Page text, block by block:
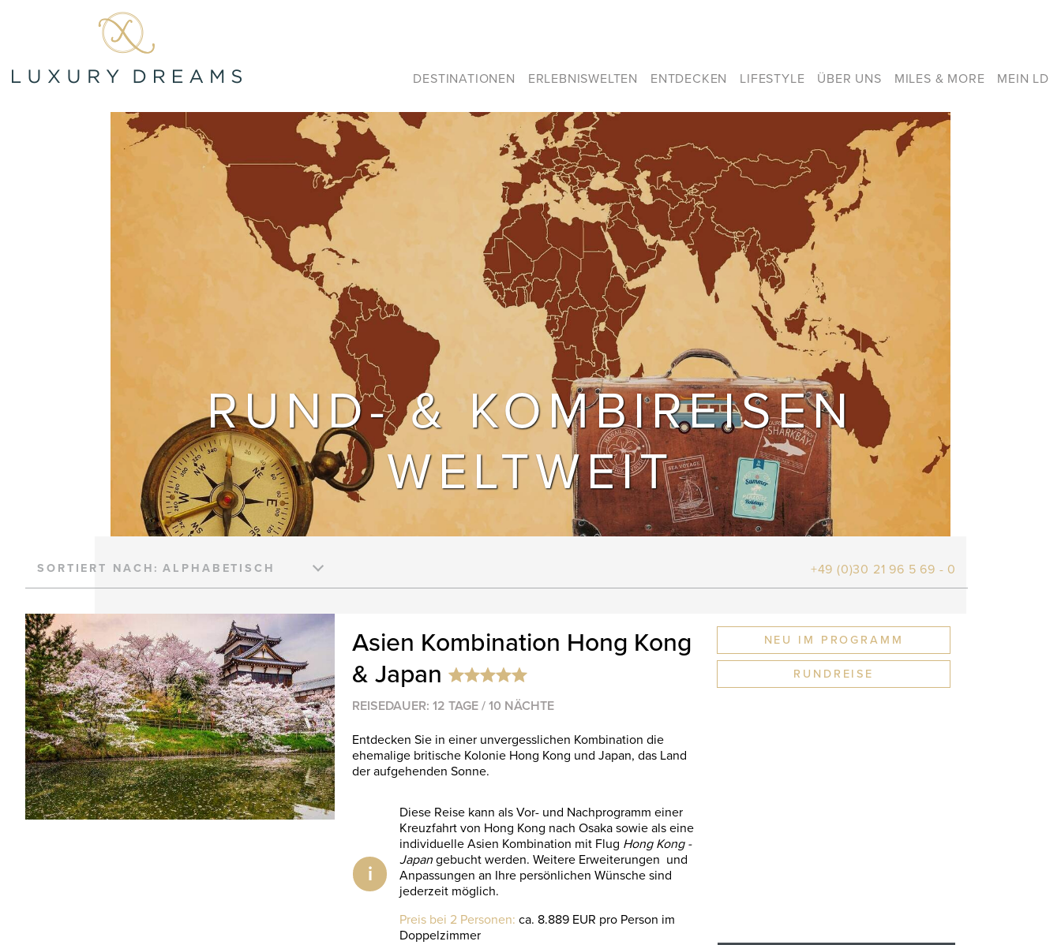
DESTINATIONEN ERLEBNISWELTEN ENTDECKEN LIFESTYLE ÜBER UNS MILES & MORE MEIN LD
RUND- & KOMBIREISEN
WELTWEIT
SORTIERT NACH: +49 (0)30 21 96 5 69 - 0
NEU IM PROGRAMM
RUNDREISE
Asien Kombination Hong Kong
& Japan
REISEDAUER: 12 TAGE / 10 NÄCHTE
Entdecken Sie in einer unvergesslichen Kombination die
ehemalige britische Kolonie Hong Kong und Japan, das Land
der aufgehenden Sonne.
i
Diese Reise kann als Vor- und Nachprogramm einer
Kreuzfahrt von Hong Kong nach Osaka sowie als eine
individuelle Asien Kombination mit Flug Hong Kong -
Japan gebucht werden. Weitere Erweiterungen und
Anpassungen an Ihre persönlichen Wünsche sind
jederzeit möglich.
Preis bei 2 Personen: ca. 8.889 EUR pro Person im
Doppelzimmer